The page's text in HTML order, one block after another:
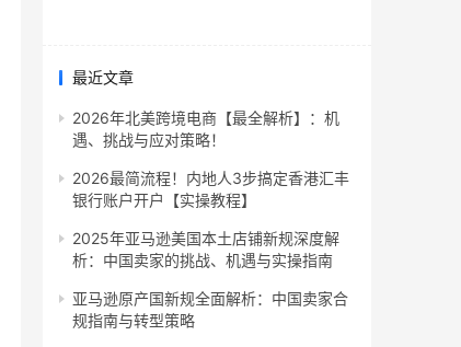
最近文章
2026年北美跨境电商【最全解析】：机
遇、挑战与应对策略！
2026最简流程！内地人3步搞定香港汇丰
银行账户开户【实操教程】
2025年亚马逊美国本土店铺新规深度解
析：中国卖家的挑战、机遇与实操指南
亚马逊原产国新规全面解析：中国卖家合
规指南与转型策略